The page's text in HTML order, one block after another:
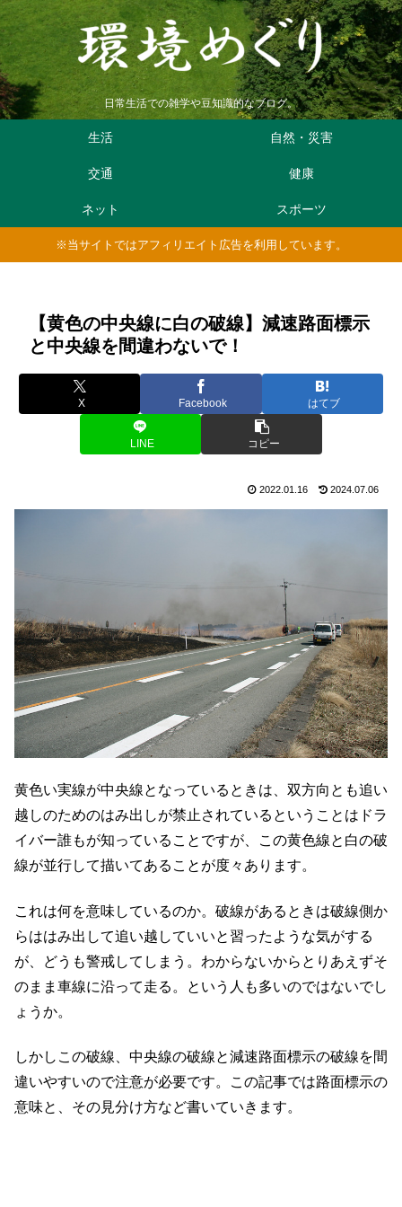
日常生活での雑学や豆知識的なブログ。
生活 自然・災害
交通 健康
ネット スポーツ
※当サイトではアフィリエイト広告を利用しています。
【黄色の中央線に白の破線】減速路面標示
と中央線を間違わないで！
X Facebook はてブ
LINE コピー
2022.01.16 2024.07.06
黄色い実線が中央線となっているときは、双方向とも追い
越しのためのはみ出しが禁止されているということはドラ
イバー誰もが知っていることですが、この黄色線と白の破
線が並行して描いてあることが度々あります。
これは何を意味しているのか。破線があるときは破線側か
らははみ出して追い越していいと習ったような気がする
が、どうも警戒してしまう。わからないからとりあえずそ
のまま車線に沿って走る。という人も多いのではないでし
ょうか。
しかしこの破線、中央線の破線と減速路面標示の破線を間
違いやすいので注意が必要です。この記事では路面標示の
意味と、その見分け方など書いていきます。